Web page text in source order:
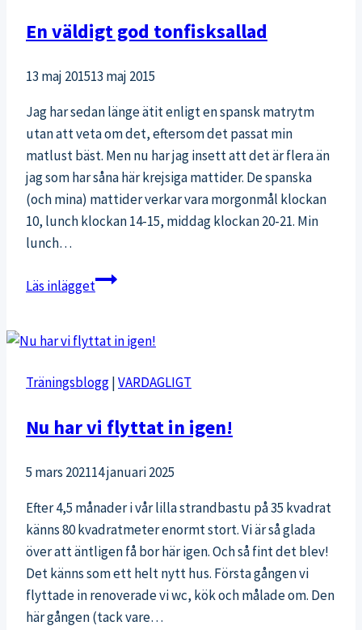
En väldigt god tonfisksallad
13 maj 201513 maj 2015
Jag har sedan länge ätit enligt en spansk matrytm
utan att veta om det, eftersom det passat min
matlust bäst. Men nu har jag insett att det är flera än
jag som har såna här krejsiga mattider. De spanska
(och mina) mattider verkar vara morgonmål klockan
10, lunch klockan 14-15, middag klockan 20-21. Min
lunch…
Läs inläggetEn
tonfisksallad
Träningsblogg|VARDAGLIGT
Nu har vi flyttat in igen!
5 mars 202114 januari 2025
Efter 4,5 månader i vår lilla strandbastu på 35 kvadrat
känns 80 kvadratmeter enormt stort. Vi är så glada
över att äntligen få bor här igen. Och så fint det blev!
Det känns som ett helt nytt hus. Första gången vi
flyttade in renoverade vi wc, kök och målade om. Den
här gången (tack vare…